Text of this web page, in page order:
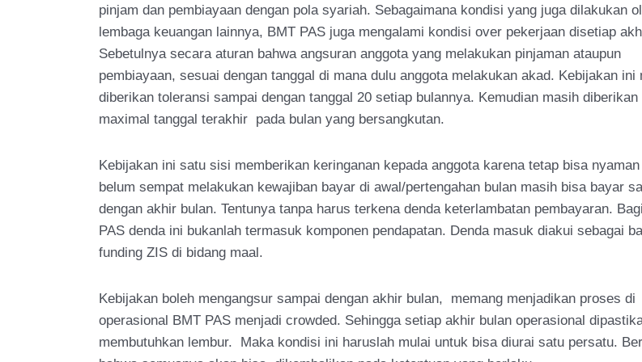
pinjam dan pembiayaan dengan pola syariah. Sebagaimana kondisi yang juga dilakukan
lembaga keuangan lainnya, BMT PAS juga mengalami kondisi over pekerjaan disetiap
Sebetulnya secara aturan bahwa angsuran anggota yang melakukan pinjaman ataupun
pembiayaan, sesuai dengan tanggal di mana dulu anggota melakukan akad. Kebijakan ini
diberikan toleransi sampai dengan tanggal 20 setiap bulannya. Kemudian masih diberikan
maximal tanggal terakhir pada bulan yang bersangkutan.
Kebijakan ini satu sisi memberikan keringanan kepada anggota karena tetap bisa
belum sempat melakukan kewajiban bayar di awal/pertengahan bulan masih bisa bayar
dengan akhir bulan. Tentunya tanpa harus terkena denda keterlambatan pembayaran.
PAS denda ini bukanlah termasuk komponen pendapatan. Denda masuk diakui sebagai
funding ZIS di bidang maal.
Kebijakan boleh mengangsur sampai dengan akhir bulan, memang menjadikan proses di
operasional BMT PAS menjadi crowded. Sehingga setiap akhir bulan operasional
membutuhkan lembur. Maka kondisi ini haruslah mulai untuk bisa diurai satu persatu.